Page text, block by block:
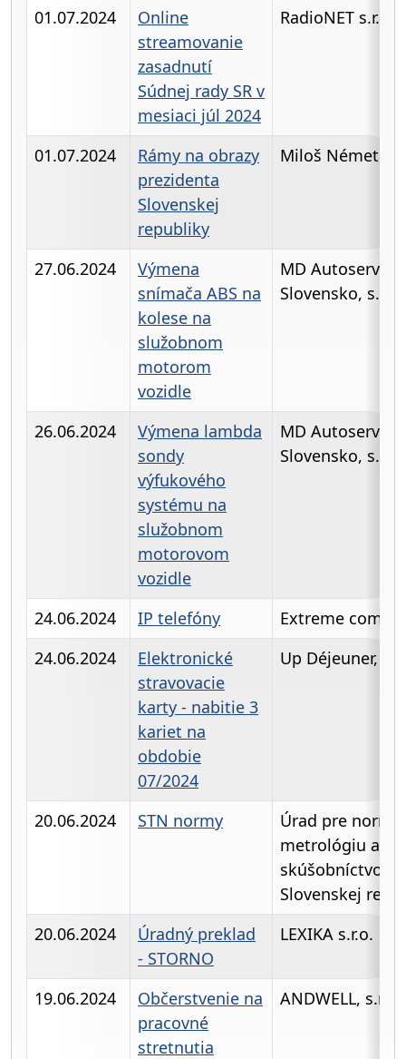
01.07.2024
Online
streamovanie
zasadnutí
Súdnej rady SR v
mesiaci júl 2024
RadioNET s.r.o.
01.07.2024
Rámy na obrazy
prezidenta
Slovenskej
republiky
Miloš Németh
27.06.2024
Výmena
snímača ABS na
kolese na
služobnom
motorom
vozidle
MD Autoservis
Slovensko, s.r.o
26.06.2024
Výmena lambda
sondy
výfukového
systému na
služobnom
motorovom
vozidle
MD Autoservis
Slovensko, s.r.o
24.06.2024 IP telefóny
Extreme
24.06.2024
Elektronické
stravovacie
karty - nabitie 3
kariet na
obdobie
07/2024
Up Déjeuner,
20.06.2024 STN normy
Úrad pre
metrológiu a
skúšobníctvo
Slovenskej
20.06.2024
Úradný preklad
- STORNO
LEXIKA s.r.o.
19.06.2024
Občerstvenie na
pracovné
stretnutia
ANDWELL, s.r.o